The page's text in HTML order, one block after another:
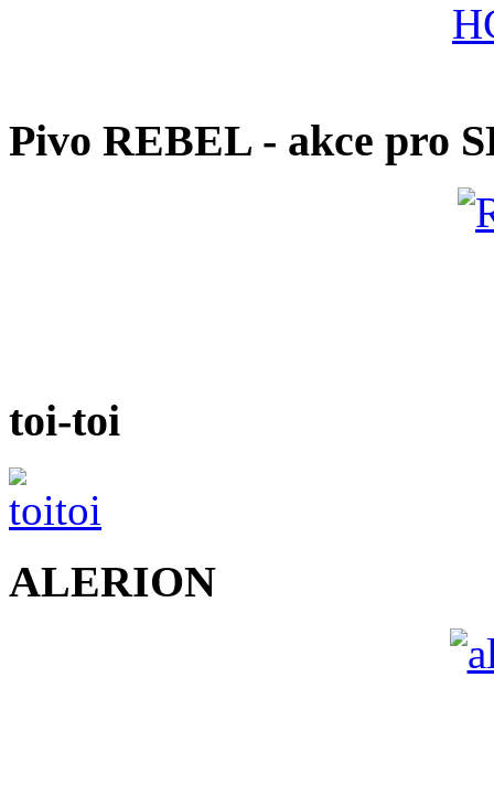
Pivo REBEL - akce pro
toi-toi
ALERION